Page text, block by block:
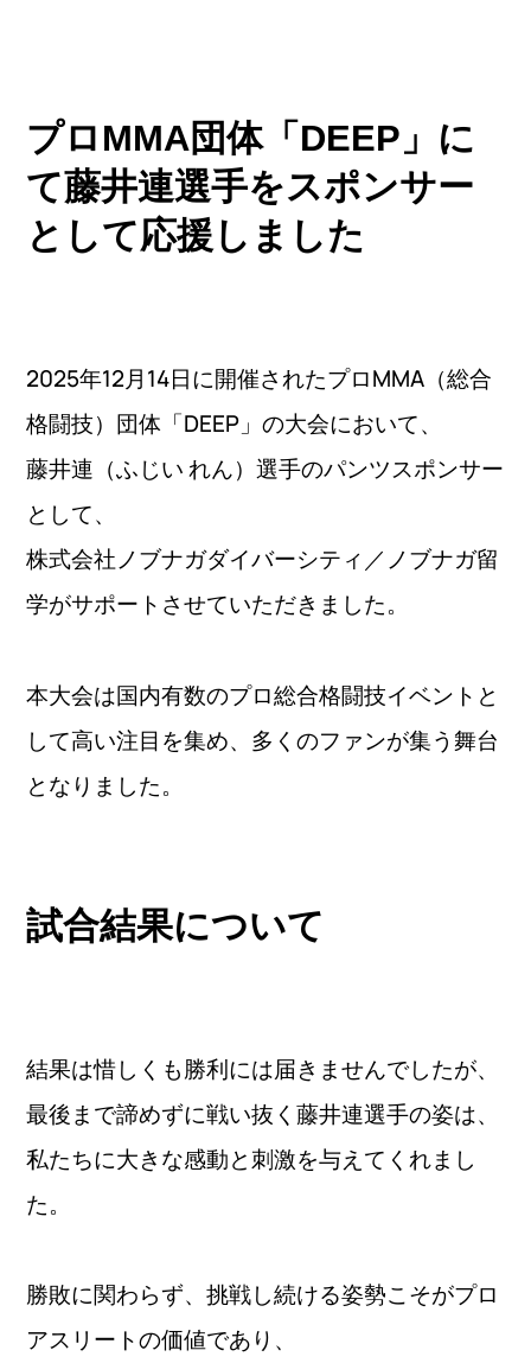
プロMMA団体「DEEP」に
て藤井連選手をスポンサー
として応援しました
2025年12月14日に開催されたプロMMA（総合
格闘技）団体「DEEP」の大会において、
藤井連（ふじい れん）選手のパンツスポンサー
として、
株式会社ノブナガダイバーシティ／ノブナガ留
学がサポートさせていただきました。
本大会は国内有数のプロ総合格闘技イベントと
して高い注目を集め、多くのファンが集う舞台
となりました。
試合結果について
結果は惜しくも勝利には届きませんでしたが、
最後まで諦めずに戦い抜く藤井連選手の姿は、
私たちに大きな感動と刺激を与えてくれまし
た。
勝敗に関わらず、挑戦し続ける姿勢こそがプロ
アスリートの価値であり、